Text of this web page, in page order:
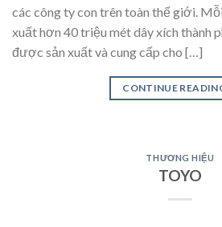
các công ty con trên toàn thế giới.
xuất hơn 40 triệu mét dây xích thành
được sản xuất và cung cấp cho […]
CONTINUE
THƯƠNG HIỆU
TOYO